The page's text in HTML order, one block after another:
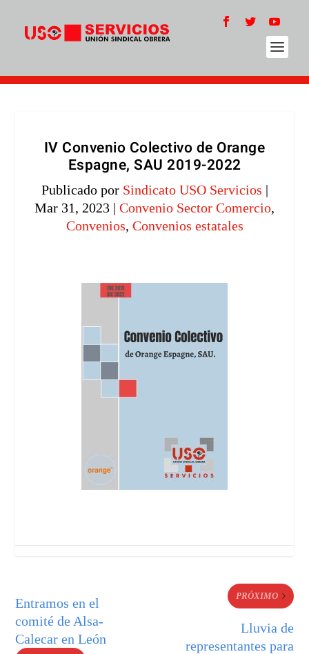
IV Convenio Colectivo de Orange
Espagne, SAU 2019-2022
Publicado por Sindicato USO Servicios |
Mar 31, 2023 | Convenio Sector Comercio,
Convenios, Convenios estatales
Entramos en el
comité de Alsa-
Calecar en León
PRÓXIMO
Lluvia de
representantes para